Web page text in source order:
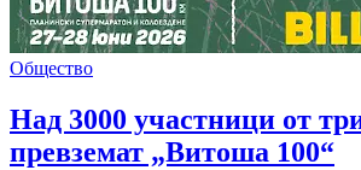
Общество
Над 3000 участници от
превземат „Витоша 100“